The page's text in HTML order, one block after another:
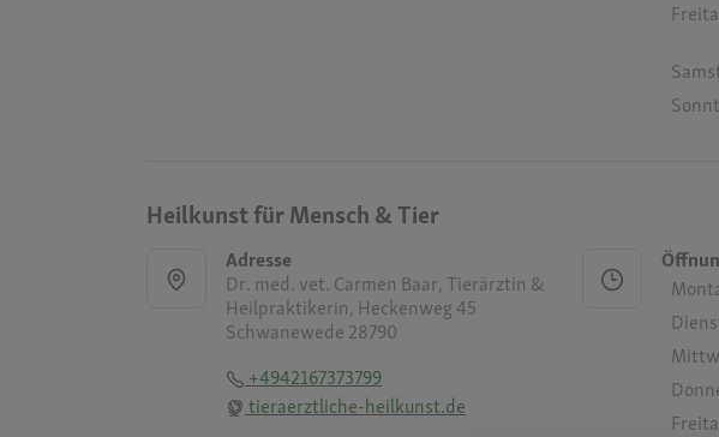
Heilkunst für Mensch & Tier
Adresse
Dr. med. vet. Carmen Baar, Tierärztin &
Heilpraktikerin, Heckenweg 45
Schwanewede 28790
+4942167373799
tieraerztliche-heilkunst.de